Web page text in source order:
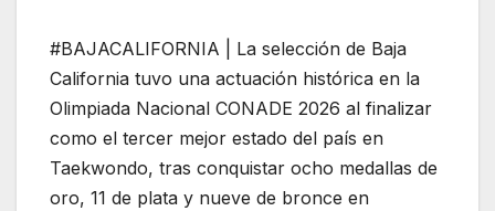
#BAJACALIFORNIA | La selección de Baja
California tuvo una actuación histórica en la
Olimpiada Nacional CONADE 2026 al finalizar
como el tercer mejor estado del país en
Taekwondo, tras conquistar ocho medallas de
oro, 11 de plata y nueve de bronce en